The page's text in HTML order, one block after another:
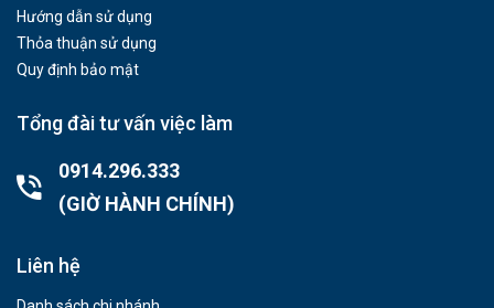
Hướng dẫn sử dụng
Thỏa thuận sử dụng
Quy định bảo mật
Tổng đài tư vấn việc làm
0914.296.333
(GIỜ HÀNH CHÍNH)
Liên hệ